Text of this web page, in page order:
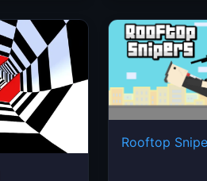
Rooftop